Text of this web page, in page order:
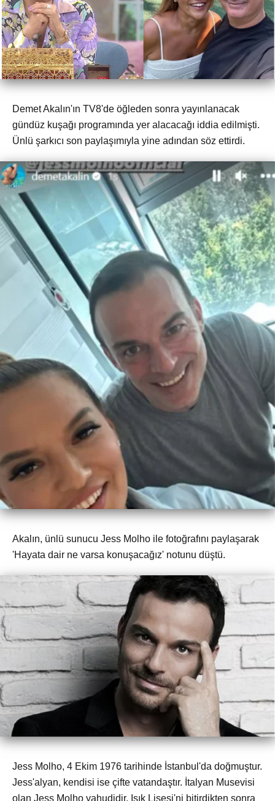
Demet Akalın'ın TV8'de öğleden sonra yayınlanacak
gündüz kuşağı programında yer alacacağı iddia edilmişti.
Ünlü şarkıcı son paylaşımıyla yine adından söz ettirdi.
Akalın, ünlü sunucu Jess Molho ile fotoğrafını paylaşarak
'Hayata dair ne varsa konuşacağız' notunu düştü.
Jess Molho, 4 Ekim 1976 tarihinde İstanbul'da doğmuştur.
Jess'alyan, kendisi ise çifte vatandaştır. İtalyan Musevisi
olan Jess Molho yahudidir. Işık Lisesi'ni bitirdikten sonra